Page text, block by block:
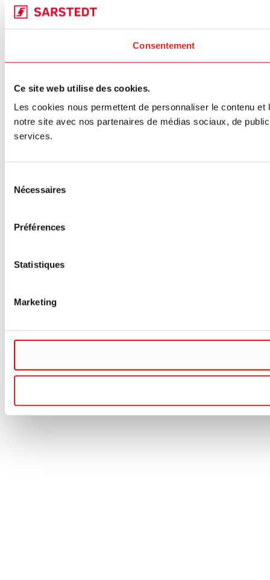
Consentement
Ce site web utilise des cookies.
Les cookies nous permettent de personnaliser le contenu
notre site avec nos partenaires de médias sociaux, de
services.
Nécessaires
Préférences
Statistiques
Marketing